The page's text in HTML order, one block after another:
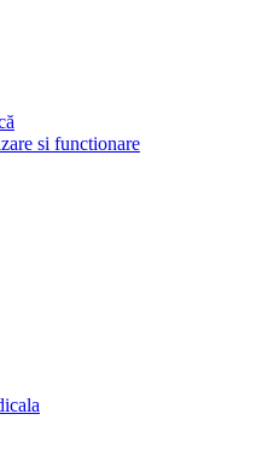
si functionare